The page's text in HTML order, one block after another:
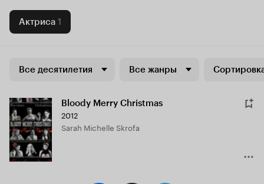
Актриса 1
Все десятилетия Все жанры
Bloody Merry Christmas
2012
Sarah Michelle Skrofa